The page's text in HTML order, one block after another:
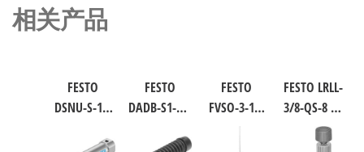
相关产品
FESTO
DSNU-S-16-
气缸 行程
FESTO
DADB-S1-40-
缸波纹管
FESTO
FVSO-3-1/8
化零部件
FESTO LRLL-
3/8-QS-8 气
源处理元
件 规格8